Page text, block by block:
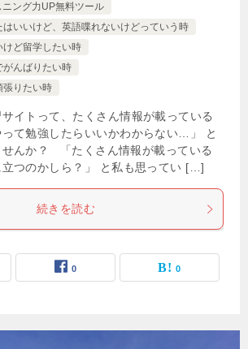
ニング力UP無料ツール
いいけど、英語喋れないけどっていう時
ど留学したい時
がんばりたい時
張りたい時
サイトって、たくさん情報が載っている
て勉強したらいいかわからない…」 と
せんか？ 「たくさん情報が載っている
立つのかしら？」 と私も思ってい […]
続きを読む
0 0